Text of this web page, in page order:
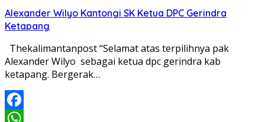
Alexander Wilyo Kantongi SK Ketua DPC Gerindra
Ketapang
Thekalimantanpost “Selamat atas terpilihnya pak
Alexander Wilyo sebagai ketua dpc gerindra kab
ketapang. Bergerak…
Facebook